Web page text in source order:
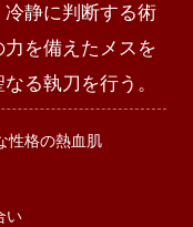
静に判断する術
を備えたメスを
る執刀を行う。
性格の熱血肌
い